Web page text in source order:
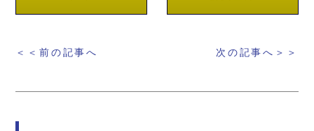
＜＜前の記事へ 次の記事へ＞＞